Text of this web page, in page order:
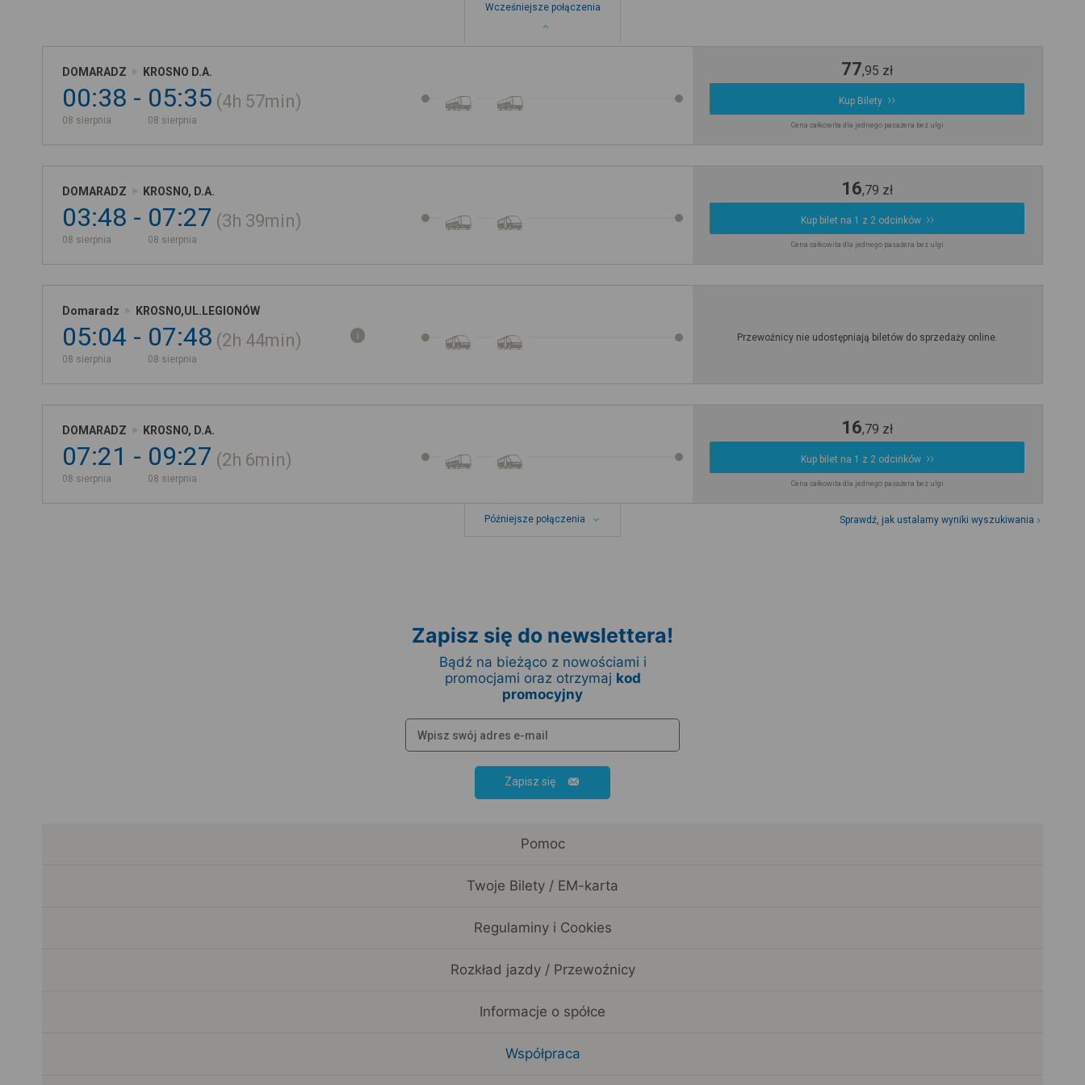
Wcześniejsze połączenia
DOMARADZ KROSNO D.A.
00:38
08 sierpnia
05:35
08 sierpnia
4h 57min
77,95 zł
Kup Bilety
Cena całkowita dla jednego pasażera bez ulgi
DOMARADZ KROSNO, D.A.
03:48
08 sierpnia
07:27
08 sierpnia
3h 39min
16,79 zł
Kup bilet na 1 z 2 odcinków
Cena całkowita dla jednego pasażera bez ulgi
Domaradz KROSNO,UL.LEGIONÓW
05:04
08 sierpnia
07:48
08 sierpnia
2h 44min Przewoźnicy nie udostępniają biletów do sprzedaży online.
DOMARADZ KROSNO, D.A.
07:21
08 sierpnia
09:27
08 sierpnia
2h 6min
16,79 zł
Kup bilet na 1 z 2 odcinków
Cena całkowita dla jednego pasażera bez ulgi
Późniejsze połączenia Sprawdź, jak ustalamy wyniki wyszukiwania
Zapisz się do newslettera!
Bądź na bieżąco z nowościami i
promocjami oraz otrzymaj kod
promocyjny
Zapisz się
Pomoc
Twoje Bilety / EM-karta
Regulaminy i Cookies
Rozkład jazdy / Przewoźnicy
Informacje o spółce
Współpraca